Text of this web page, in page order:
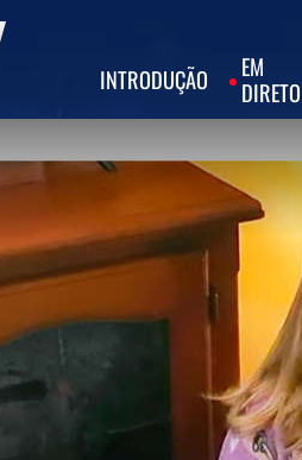
INTRODUÇÃO
EM
DIRETO